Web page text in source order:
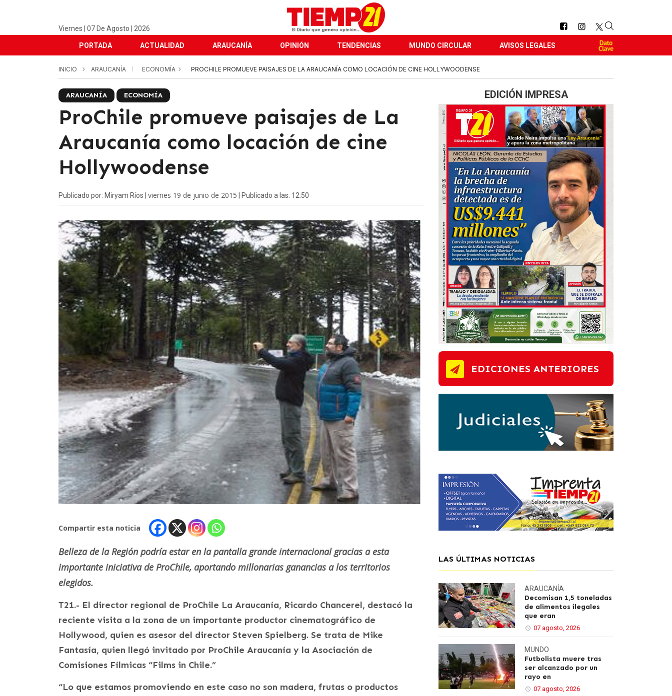
Viernes | 07 De Agosto | 2026
PORTADA ACTUALIDAD ARAUCANÍA OPINIÓN TENDENCIAS MUNDO CIRCULAR AVISOS LEGALES
INICIO ARAUCANÍA ECONOMÍA PROCHILE PROMUEVE PAISAJES DE LA ARAUCANÍA COMO LOCACIÓN DE CINE HOLLYWOODENSE
ARAUCANÍA ECONOMÍA
ProChile promueve paisajes de La
Araucanía como locación de cine
Hollywoodense
Publicado por: Miryam Ríos | viernes 19 de junio de 2015 | Publicado a las: 12:50
Compartir esta noticia
Belleza de la Región podría estar en la pantalla grande internacional gracias a esta
importante iniciativa de ProChile, aportando millonarias ganancias a los territorios
elegidos.
T21.- El director regional de ProChile La Araucanía, Ricardo Chancerel, destacó la
reciente visita a la zona de un importante productor cinematográfico de
Hollywood, quien es asesor del director Steven Spielberg. Se trata de Mike
Fantasía, quien llegó invitado por ProChile Araucanía y la Asociación de
Comisiones Fílmicas “Films in Chile.”
“Lo que estamos promoviendo en este caso no son madera, frutas o productos
EDICIÓN IMPRESA
EDICIONES ANTERIORES
LAS ÚLTIMAS NOTICIAS
ARAUCANÍA
Decomisan 1,5 toneladas
de alimentos ilegales
que eran
07 agosto, 2026
MUNDO
Futbolista muere tras
ser alcanzado por un
rayo en
07 agosto, 2026